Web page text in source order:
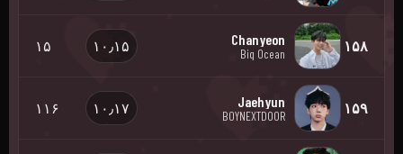
۱۵۸ Chanyeon
Big Ocean ۱۰٫۱۵ ۱۵
۱۵۹ Jaehyun
BOYNEXTDOOR ۱۰٫۱۷ ۱۱۶